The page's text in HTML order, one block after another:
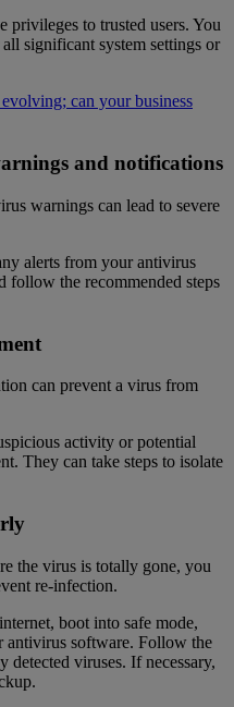
privileges to trusted users. You
significant system settings or
can your business
and notifications
warnings can lead to severe
alerts from your antivirus
follow the recommended steps
can prevent a virus from
activity or potential
They can take steps to isolate
the virus is totally gone, you
re-infection.
boot into safe mode,
antivirus software. Follow the
detected viruses. If necessary,